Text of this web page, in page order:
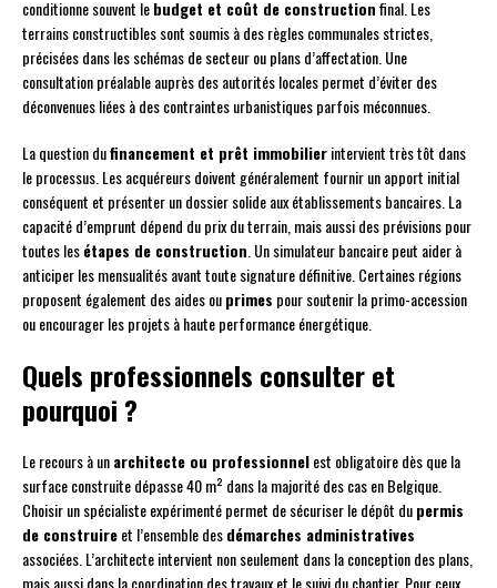
conditionne souvent lebudget et coût de constructionfinal. Les
terrains constructibles sont soumis à des règles communales strictes,
précisées dans les schémas de secteur ou plans d’affectation. Une
consultation préalable auprès des autorités locales permet d’éviter des
déconvenues liées à des contraintes urbanistiques parfois méconnues.
La question dufinancement et prêt immobilierintervient très tôt dans
le processus. Les acquéreurs doivent généralement fournir un apport initial
conséquent et présenter un dossier solide aux établissements bancaires. La
capacité d’emprunt dépend du prix du terrain, mais aussi des prévisions pour
toutes lesétapes de construction . Un simulateur bancaire peut aider à
anticiper les mensualités avant toute signature définitive. Certaines régions
proposent également des aides ouprimes pour soutenir la primo-accession
ou encourager les projets à haute performance énergétique.
Quels professionnels consulter et
pourquoi ?
Le recours à unarchitecte ou professionnelest obligatoire dès que la
surface construite dépasse 40 m² dans la majorité des cas en Belgique.
Choisir un spécialiste expérimenté permet de sécuriser le dépôt dupermis
de construireet l’ensemble desdémarches administratives
associées. L’architecte intervient non seulement dans la conception des plans,
mais aussi dans la coordination des travaux et le suivi du chantier. Pour ceux